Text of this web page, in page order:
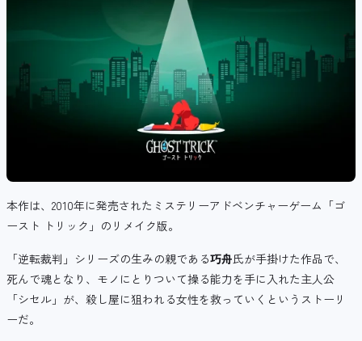
本作は、2010年に発売された ミステリーアドベンチャーゲーム「ゴ
ースト トリック」のリメイク版。
「逆転裁判」シリーズの生みの親である巧舟氏が手掛けた作品で、
死んで魂となり、モノにとりついて操る能力を手に入れた主人公
「シセル」が、殺し屋に狙われる女性を救っていくというストーリ
ーだ。